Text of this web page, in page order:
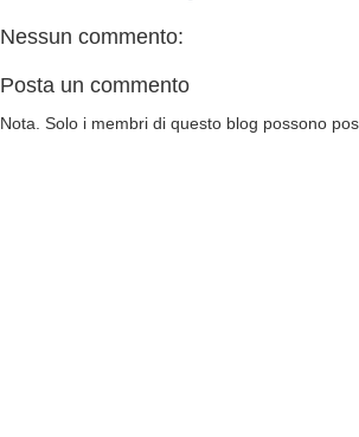
Nessun commento:
Posta un commento
Nota. Solo i membri di questo blog possono